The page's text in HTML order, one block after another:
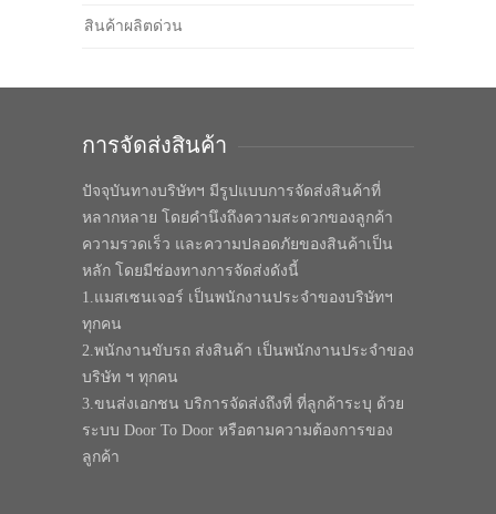
สินค้าผลิตด่วน
การจัดส่งสินค้า
ปัจจุบันทางบริษัทฯ มีรูปแบบการจัดส่งสินค้าที่
หลากหลาย โดยคำนึงถึงความสะดวกของลูกค้า
ความรวดเร็ว และความปลอดภัยของสินค้าเป็น
หลัก โดยมีช่องทางการจัดส่งดังนี้
1.แมสเซนเจอร์ เป็นพนักงานประจำของบริษัทฯ
ทุกคน
2.พนักงานขับรถ ส่งสินค้า เป็นพนักงานประจำของ
บริษัท ฯ ทุกคน
3.ขนส่งเอกชน บริการจัดส่งถึงที่ ที่ลูกค้าระบุ ด้วย
ระบบ Door To Door หรือตามความต้องการของ
ลูกค้า